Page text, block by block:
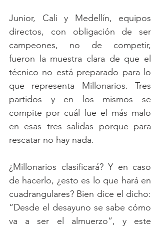
Junior, Cali y Medellín, equipos
directos, con obligación de ser
campeones, no de competir,
fueron la muestra clara de que el
técnico no está preparado para lo
que representa Millonarios. Tres
partidos y en los mismos se
compite por cuál fue el más malo
en esas tres salidas porque para
rescatar no hay nada.
¿Millonarios clasificará? Y en caso
de hacerlo, ¿esto es lo que hará en
cuadrangulares? Bien dice el dicho:
“Desde el desayuno se sabe cómo
va a ser el almuerzo”, y este